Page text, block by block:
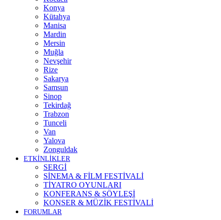
Konya
Kütahya
Manisa
Mardin
Mersin
Muğla
Nevşehir
Rize
Sakarya
Samsun
Sinop
Tekirdağ
Trabzon
Tunceli
Van
Yalova
Zonguldak
ETKİNLİKLER
SERGİ
SİNEMA & FİLM FESTİVALİ
TİYATRO OYUNLARI
KONFERANS & SÖYLEŞİ
KONSER & MÜZİK FESTİVALİ
FORUMLAR